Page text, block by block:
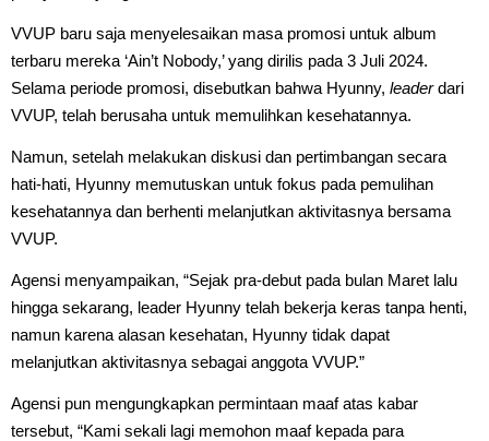
VVUP baru saja menyelesaikan masa promosi untuk album
terbaru mereka ‘Ain’t Nobody,’ yang dirilis pada 3 Juli 2024.
Selama periode promosi, disebutkan bahwa Hyunny, leaderdari
VVUP, telah berusaha untuk memulihkan kesehatannya.
Namun, setelah melakukan diskusi dan pertimbangan secara
hati-hati, Hyunny memutuskan untuk fokus pada pemulihan
kesehatannya dan berhenti melanjutkan aktivitasnya bersama
VVUP.
Agensi menyampaikan, “Sejak pra-debut pada bulan Maret lalu
hingga sekarang, leader Hyunny telah bekerja keras tanpa henti,
namun karena alasan kesehatan, Hyunny tidak dapat
melanjutkan aktivitasnya sebagai anggota VVUP.”
Agensi pun mengungkapkan permintaan maaf atas kabar
tersebut, “Kami sekali lagi memohon maaf kepada para